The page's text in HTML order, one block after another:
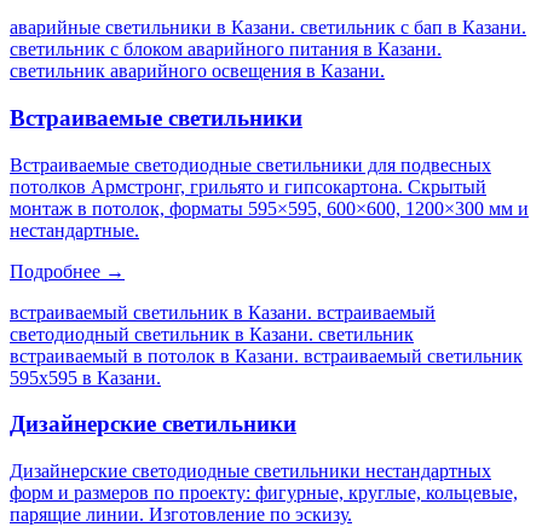
аварийные светильники в Казани. светильник с бап в Казани.
светильник с блоком аварийного питания в Казани.
светильник аварийного освещения в Казани.
Встраиваемые светильники
Встраиваемые светодиодные светильники для подвесных
потолков Армстронг, грильято и гипсокартона. Скрытый
монтаж в потолок, форматы 595×595, 600×600, 1200×300 мм и
нестандартные.
Подробнее →
встраиваемый светильник в Казани. встраиваемый
светодиодный светильник в Казани. светильник
встраиваемый в потолок в Казани. встраиваемый светильник
595х595 в Казани.
Дизайнерские светильники
Дизайнерские светодиодные светильники нестандартных
форм и размеров по проекту: фигурные, круглые, кольцевые,
парящие линии. Изготовление по эскизу.